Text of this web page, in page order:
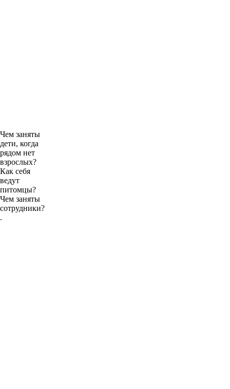
Чем заняты
дети, когда
рядом нет
взрослых?
Как себя
ведут
питомцы?
Чем заняты
сотрудники?
.